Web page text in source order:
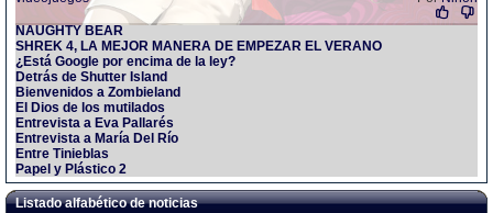
NAUGHTY BEAR
SHREK 4, LA MEJOR MANERA DE EMPEZAR EL VERANO
¿Está Google por encima de la ley?
Detrás de Shutter Island
Bienvenidos a Zombieland
El Dios de los mutilados
Entrevista a Eva Pallarés
Entrevista a María Del Río
Entre Tinieblas
Papel y Plástico 2
Listado alfabético de noticias